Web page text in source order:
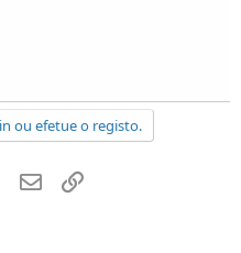
ou efetue o registo.
Whatsapp
Email